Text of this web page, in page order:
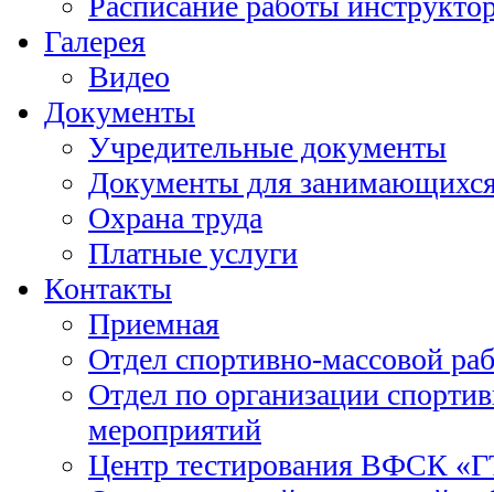
Галерея
Видео
Документы
Учредительные документы
Документы для
Охрана труда
Платные услуги
Контакты
Приемная
Отдел спортивно-массовой
Отдел по организации
мероприятий
Центр тестирования ВФСК